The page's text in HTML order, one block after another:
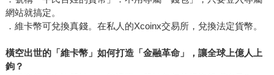
網站就搞定。
．維卡幣可兌換真錢。在私人的Xcoinx交易所，兌換法定貨幣。
橫空出世的「維卡幣」如何打造「金融革命」，讓全球上億人上
鉤？